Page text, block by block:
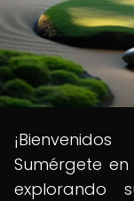
Sumérgete
explorando